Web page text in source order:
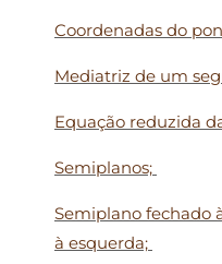
Coordenadas do
Mediatriz de um
Equação reduzida
Semiplanos;
Semiplano fechado
à esquerda;